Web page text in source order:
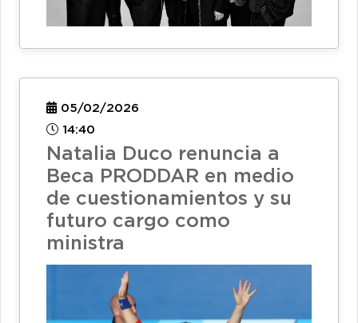
05/02/2026
14:40
Natalia Duco renuncia a
Beca PRODDAR en medio
de cuestionamientos y su
futuro cargo como
ministra